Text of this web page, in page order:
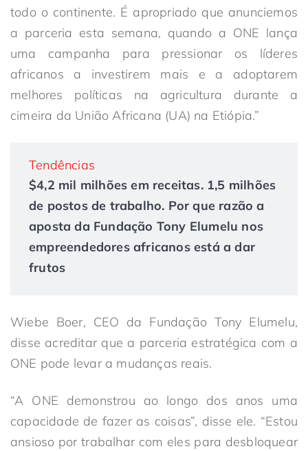
todo o continente. É apropriado que anunciemos
a parceria esta semana, quando a ONE lança
uma campanha para pressionar os líderes
africanos a investirem mais e a adoptarem
melhores políticas na agricultura durante a
cimeira da União Africana (UA) na Etiópia.”
Tendências
$4,2 mil milhões em receitas. 1,5 milhões
de postos de trabalho. Por que razão a
aposta da Fundação Tony Elumelu nos
empreendedores africanos está a dar
frutos
Wiebe Boer, CEO da Fundação Tony Elumelu,
disse acreditar que a parceria estratégica com a
ONE pode levar a mudanças reais.
“A ONE demonstrou ao longo dos anos uma
capacidade de fazer as coisas”, disse ele. “Estou
ansioso por trabalhar com eles para desbloquear